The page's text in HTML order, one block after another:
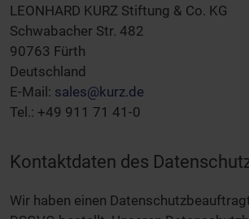
LEONHARD KURZ Stiftung & Co. KG
Schwabacher Str. 482
90763 Fürth
Deutschland
E-Mail: sales@kurz.de
Tel.: +49 911 71 41-0
Kontaktdaten des
Wir haben einen